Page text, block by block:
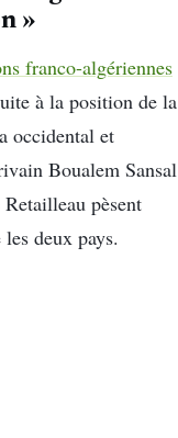
»
franco-algériennes
à la position de la
occidental et
Boualem Sansal
pèsent
deux pays.